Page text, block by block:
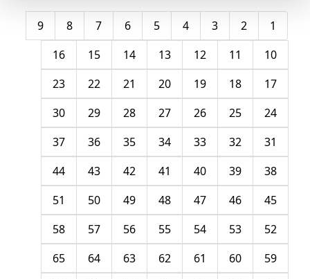
1
2
3
4
5
6
7
8
9
10
11
12
13
14
15
16
17
18
19
20
21
22
23
24
25
26
27
28
29
30
31
32
33
34
35
36
37
38
39
40
41
42
43
44
45
46
47
48
49
50
51
52
53
54
55
56
57
58
59
60
61
62
63
64
65